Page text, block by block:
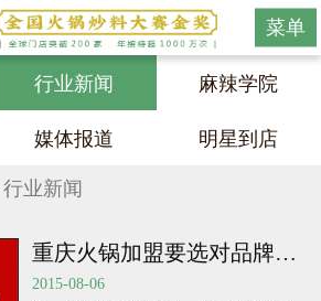
菜单
行业新闻 麻辣学院
媒体报道 明星到店
行业新闻
重庆火锅加盟要选对品牌实力
2015-08-06